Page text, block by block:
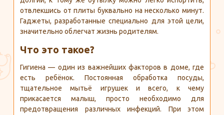
отвлекшись от плиты буквально на несколько минут.
Гаджеты, разработанные специально для этой цели,
значительно облегчат жизнь родителям.
Что это такое?
Гигиена — один из важнейших факторов в доме, где
есть ребёнок. Постоянная обработка посуды,
тщательное мытьё игрушек и всего, к чему
прикасается малыш, просто необходимо для
предотвращения различных инфекций. При этом